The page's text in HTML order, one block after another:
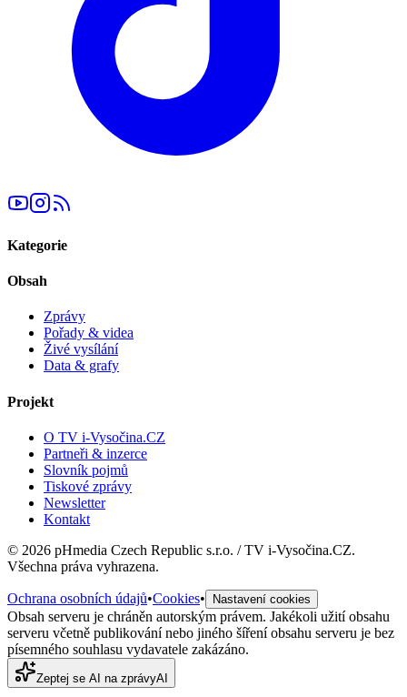
Kategorie
Obsah
Zprávy
Pořady & videa
Živé vysílání
Data & grafy
Projekt
O TV i-Vysočina.CZ
Partneři & inzerce
Slovník pojmů
Tiskové zprávy
Newsletter
Kontakt
© 2026 pHmedia Czech Republic s.r.o. / TV i-Vysočina.CZ.
Všechna práva vyhrazena.
Ochrana osobních údajů•Cookies• Nastavení cookies
Obsah serveru je chráněn autorským právem. Jakékoli užití obsahu
serveru včetně publikování nebo jiného šíření obsahu serveru je bez
písemného souhlasu vydavatele zakázáno.
Zeptej se AI na zprávyAI